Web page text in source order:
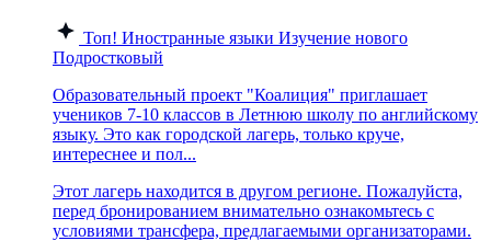
Топ! Иностранные языки Изучение нового
Подростковый
Образовательный проект "Коалиция" приглашает
учеников 7-10 классов в Летнюю школу по английскому
языку. Это как городской лагерь, только круче,
интереснее и пол...
Этот лагерь находится в другом регионе. Пожалуйста,
перед бронированием внимательно ознакомьтесь с
условиями трансфера, предлагаемыми организаторами.